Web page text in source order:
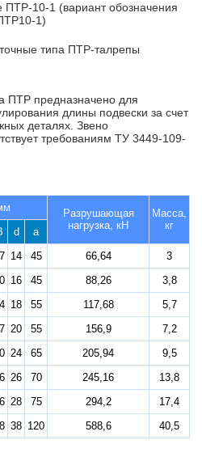
ПТР предназначено для
длины подвески за счет
деталях. Звено
требованиям ТУ 3449-109-
Разрушающая
нагрузка, кН
Масса,
кг
d
a
14 45 66,64
3
16 45 88,26
3,8
18 55 117,68
5,7
20 55 156,9
7,2
24 65 205,94
9,5
26 70 245,16
13,8
28 75 294,2
17,4
38 120 588,6 40,5